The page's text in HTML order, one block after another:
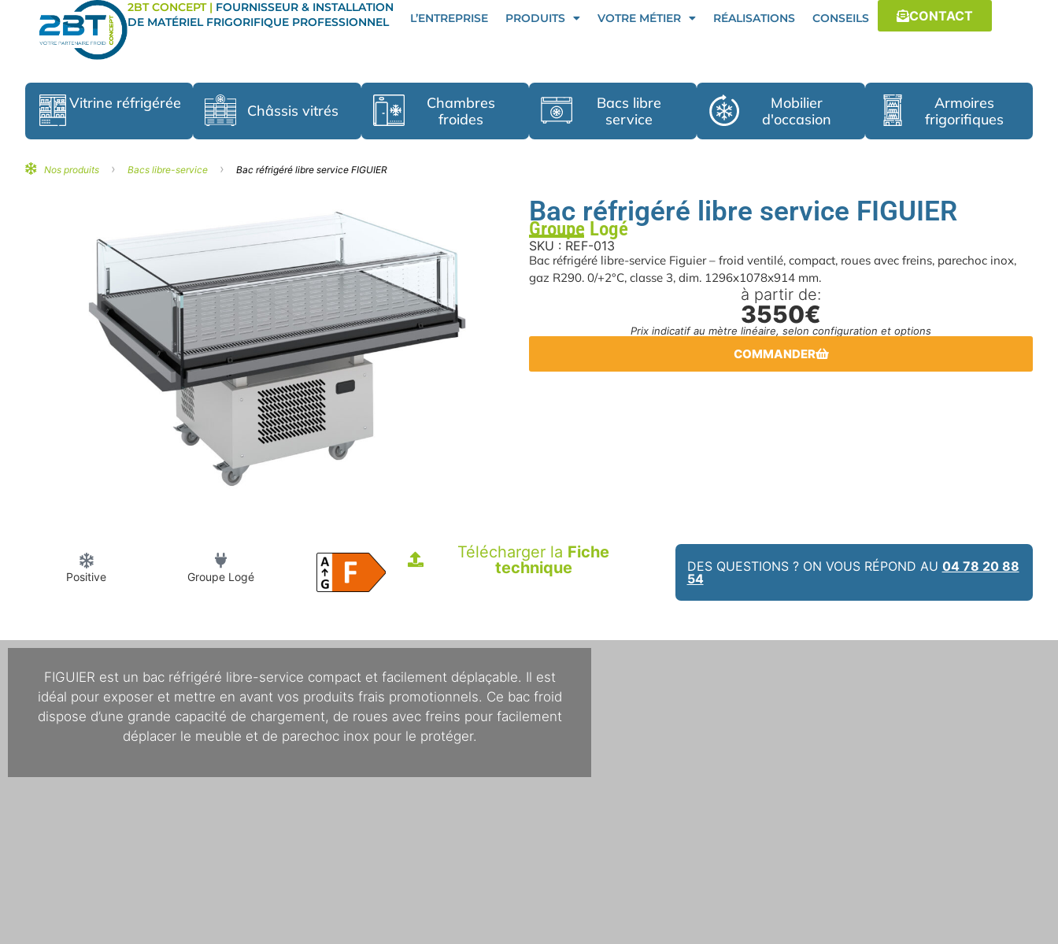
2BT CONCEPT | FOURNISSEUR & INSTALLATION
DE MATÉRIEL FRIGORIFIQUE PROFESSIONNEL
L’ENTREPRISE PRODUITS VOTRE MÉTIER RÉALISATIONS CONSEILS CONTACT
Vitrine réfrigérée Châssis vitrés
Chambres
froides
Bacs libre
service
Mobilier
d'occasion
Armoires
frigorifiques
Nos produits › Bacs libre-service › Bac réfrigéré libre service FIGUIER
Bac réfrigéré libre service FIGUIER
Groupe Logé
SKU : REF-013
Bac réfrigéré libre-service Figuier – froid ventilé, compact, roues avec freins, parechoc inox,
gaz R290. 0/+2°C, classe 3, dim. 1296x1078x914 mm.
à partir de:
3550€
Prix indicatif au mètre linéaire, selon configuration et options
COMMANDER
Positive Groupe Logé
Télécharger la Fiche
technique
DES QUESTIONS ? ON VOUS RÉPOND AU 04 78 20 88
54
FIGUIER est un bac réfrigéré libre-service compact et facilement déplaçable. Il est
idéal pour exposer et mettre en avant vos produits frais promotionnels. Ce bac froid
dispose d’une grande capacité de chargement, de roues avec freins pour facilement
déplacer le meuble et de parechoc inox pour le protéger.